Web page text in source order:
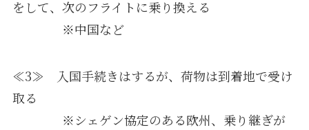
をして、次のフライトに乗り換える
※中国など
≪3≫ 入国手続きはするが、荷物は到着地で受け
取る
※シェゲン協定のある欧州、乗り継ぎが